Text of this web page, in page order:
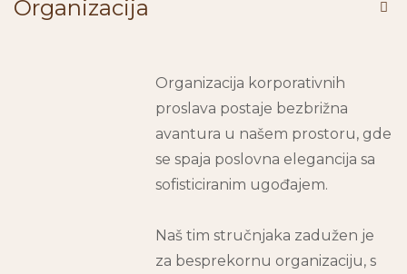
Organizacija
Organizacija korporativnih
proslava postaje bezbrižna
avantura u našem prostoru, gde
se spaja poslovna elegancija sa
sofisticiranim ugođajem.
Naš tim stručnjaka zadužen je
za besprekornu organizaciju, s